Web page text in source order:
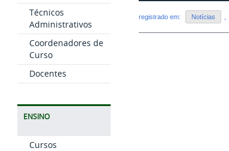
Técnicos
Administrativos
Coordenadores de
Curso
Docentes
ENSINO
Cursos
registrado em: Notícias